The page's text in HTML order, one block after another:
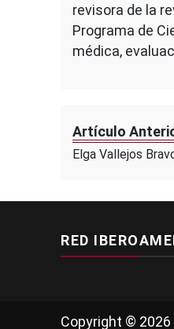
revisora de la
Programa de
médica,
Artículo
Elga Vallejos
RED
Copyright © 2026